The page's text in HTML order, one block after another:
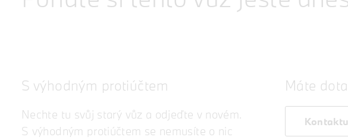
S výhodným protiúčtem
Nechte tu svůj starý vůz a odjeďte v novém.
S výhodným protiúčtem se nemusíte o nic
Máte